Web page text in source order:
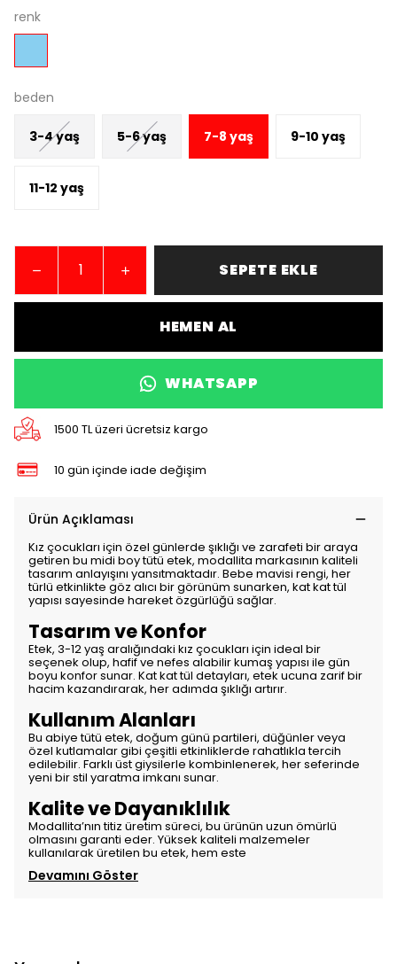
renk
beden
3-4 yaş 5-6 yaş 7-8 yaş 9-10 yaş
11-12 yaş
SEPETE EKLE
HEMEN AL
WHATSAPP
1500 TL üzeri ücretsiz kargo
10 gün içinde iade değişim
Ürün Açıklaması
Kız çocukları için özel günlerde şıklığı ve zarafeti bir araya
getiren bu midi boy tütü etek, modallita markasının kaliteli
tasarım anlayışını yansıtmaktadır. Bebe mavisi rengi, her
türlü etkinlikte göz alıcı bir görünüm sunarken, kat kat tül
yapısı sayesinde hareket özgürlüğü sağlar.
Tasarım ve Konfor
Etek, 3-12 yaş aralığındaki kız çocukları için ideal bir
seçenek olup, hafif ve nefes alabilir kumaş yapısı ile gün
boyu konfor sunar. Kat kat tül detayları, etek ucuna zarif bir
hacim kazandırarak, her adımda şıklığı artırır.
Kullanım Alanları
Bu abiye tütü etek, doğum günü partileri, düğünler veya
özel kutlamalar gibi çeşitli etkinliklerde rahatlıkla tercih
edilebilir. Farklı üst giysilerle kombinlenerek, her seferinde
yeni bir stil yaratma imkanı sunar.
Kalite ve Dayanıklılık
Modallita’nın titiz üretim süreci, bu ürünün uzun ömürlü
olmasını garanti eder. Yüksek kaliteli malzemeler
kullanılarak üretilen bu etek, hem este
Devamını Göster